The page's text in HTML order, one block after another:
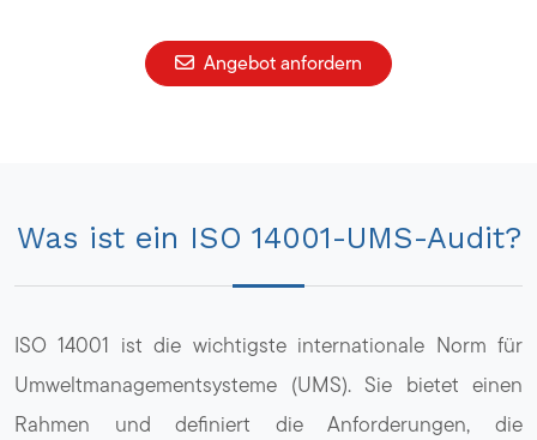
Angebot anfordern
Was ist ein ISO 14001-UMS-Audit?
ISO 14001 ist die wichtigste internationale Norm für
Umweltmanagementsysteme (UMS). Sie bietet einen
Rahmen und definiert die Anforderungen, die